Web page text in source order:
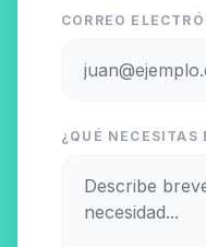
CORREO
¿QUÉ NECESITAS